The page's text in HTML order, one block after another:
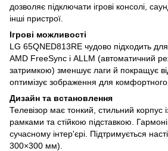
дозволяє підключати ігрові консолі,
інші пристрої.
Ігрові можливості
LG 65QNED813RE чудово підходить
AMD FreeSync і ALLM (автоматичний
затримкою) зменшує лаги й покращує
оптимізує зображення для
Дизайн та встановлення
Телевізор має тонкий, стильний корпус
рамками та стійкою підставкою.
сучасному інтер'єрі. Підтримується
300×300 мм).